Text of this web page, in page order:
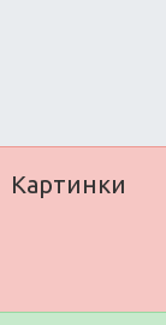
Картинки